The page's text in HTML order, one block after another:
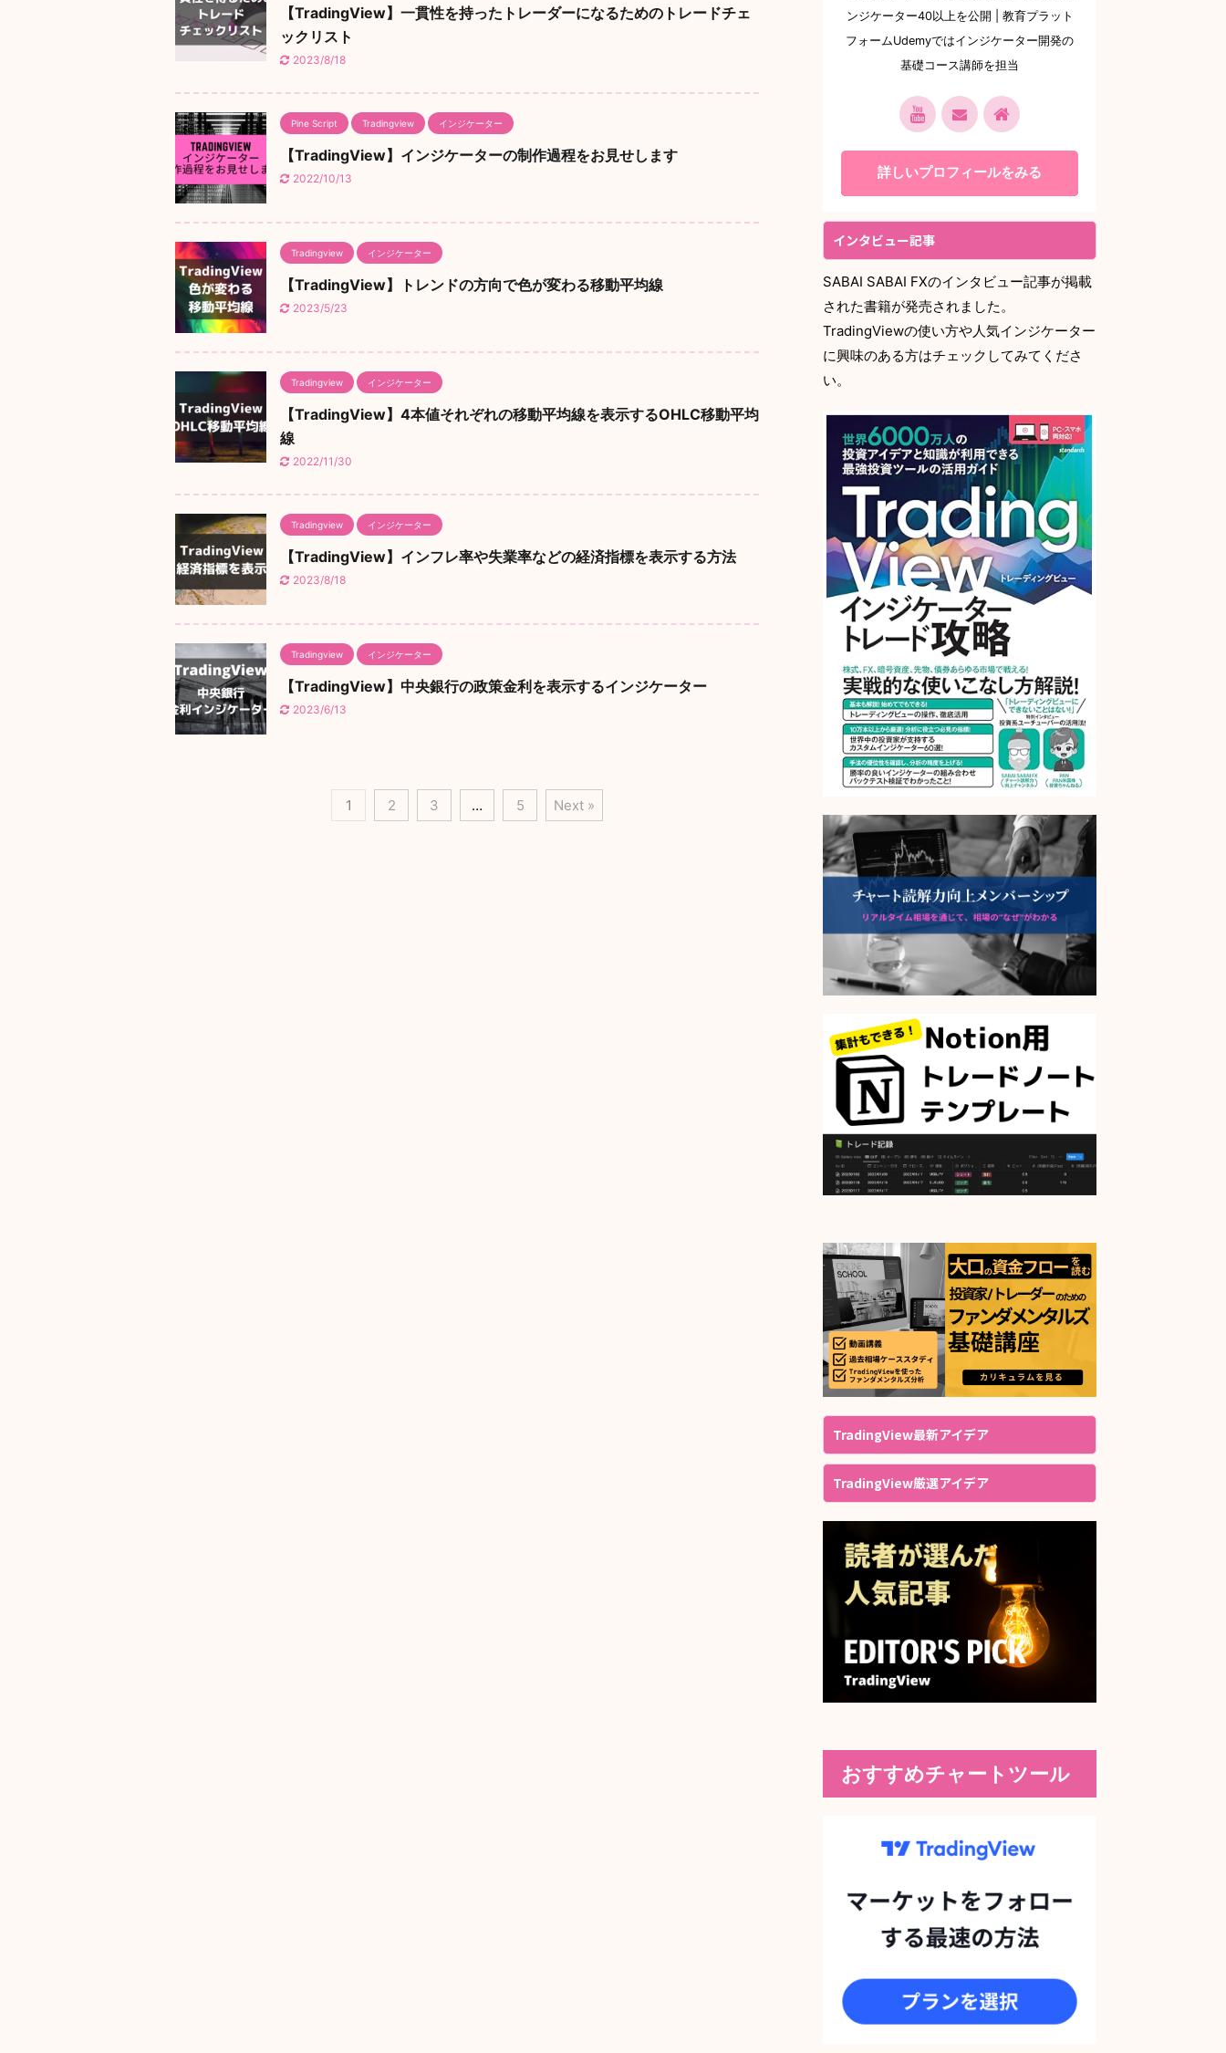
【TradingView】一貫性を持ったトレーダーになるためのトレードチェ
ックリスト
2023/8/18
Pine Script Tradingview インジケーター
【TradingView】インジケーターの制作過程をお見せします
2022/10/13
Tradingview インジケーター
【TradingView】トレンドの方向で色が変わる移動平均線
2023/5/23
Tradingview インジケーター
【TradingView】4本値それぞれの移動平均線を表示するOHLC移動平均
線
2022/11/30
Tradingview インジケーター
【TradingView】インフレ率や失業率などの経済指標を表示する方法
2023/8/18
Tradingview インジケーター
【TradingView】中央銀行の政策金利を表示するインジケーター
2023/6/13
1 2 3 … 5 Next »
ンジケーター40以上を公開 | 教育プラット
フォームUdemyではインジケーター開発の
基礎コース講師を担当
詳しいプロフィールをみる
インタビュー記事
SABAI SABAI FXのインタビュー記事が掲載
された書籍が発売されました。
TradingViewの使い方や人気インジケーター
に興味のある方はチェックしてみてくださ
い。
TradingView最新アイデア
TradingView厳選アイデア
おすすめチャートツール